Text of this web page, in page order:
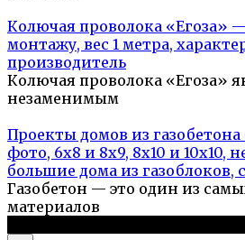
Колючая проволока «Егоза»
монтажу, вес 1 метра,
производитель
Колючая проволока «Егоза»
незаменимым
Проекты домов из
фото, 6х8 и 8х9, 8х10 и 10х10,
большие дома из газоблоков,
Газобетон — это один из
материалов